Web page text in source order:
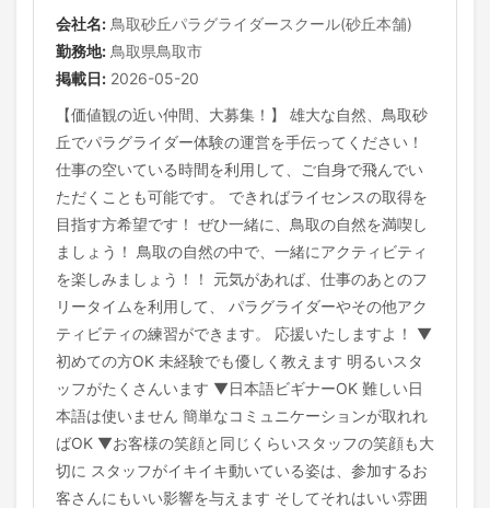
会社名: 鳥取砂丘パラグライダースクール(砂丘本舗)
勤務地: 鳥取県鳥取市
掲載日: 2026-05-20
【価値観の近い仲間、大募集！】 雄大な自然、鳥取砂
丘でパラグライダー体験の運営を手伝ってください！
仕事の空いている時間を利用して、ご自身で飛んでい
ただくことも可能です。 できればライセンスの取得を
目指す方希望です！ ぜひ一緒に、鳥取の自然を満喫し
ましょう！ 鳥取の自然の中で、一緒にアクティビティ
を楽しみましょう！！ 元気があれば、仕事のあとのフ
リータイムを利用して、 パラグライダーやその他アク
ティビティの練習ができます。 応援いたしますよ！ ▼
初めての方OK 未経験でも優しく教えます 明るいスタ
ッフがたくさんいます ▼日本語ビギナーOK 難しい日
本語は使いません 簡単なコミュニケーションが取れれ
ばOK ▼お客様の笑顔と同じくらいスタッフの笑顔も大
切に スタッフがイキイキ動いている姿は、参加するお
客さんにもいい影響を与えます そしてそれはいい雰囲